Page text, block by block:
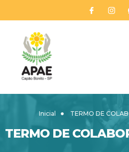
Inicial TERMO DE
TERMO DE